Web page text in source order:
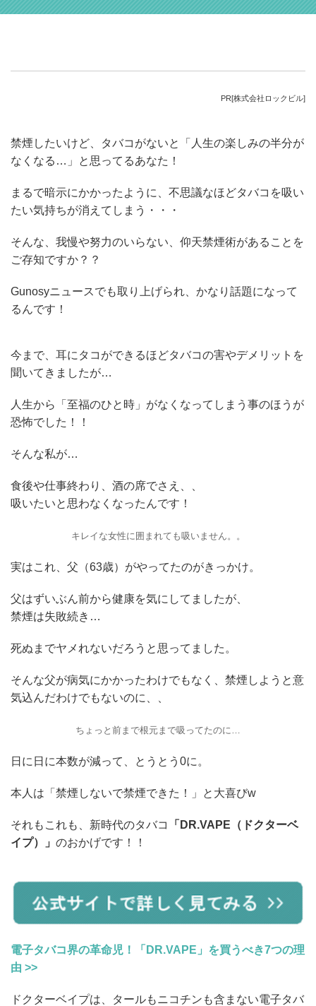
PR[株式会社ロックビル]
禁煙したいけど、タバコがないと「人生の楽しみの半分が
なくなる…」と思ってるあなた！
まるで暗示にかかったように、不思議なほどタバコを吸い
たい気持ちが消えてしまう・・・
そんな、我慢や努力のいらない、仰天禁煙術があることを
ご存知ですか？？
Gunosyニュースでも取り上げられ、かなり話題になって
るんです！
今まで、耳にタコができるほどタバコの害やデメリットを
聞いてきましたが…
人生から「至福のひと時」がなくなってしまう事のほうが
恐怖でした！！
そんな私が…
食後や仕事終わり、酒の席でさえ、、
吸いたいと思わなくなったんです！
キレイな女性に囲まれても吸いません。。
実はこれ、父（63歳）がやってたのがきっかけ。
父はずいぶん前から健康を気にしてましたが、
禁煙は失敗続き…
死ぬまでヤメれないだろうと思ってました。
そんな父が病気にかかったわけでもなく、禁煙しようと意
気込んだわけでもないのに、、
ちょっと前まで根元まで吸ってたのに…
日に日に本数が減って、とうとう0に。
本人は「禁煙しないで禁煙できた！」と大喜びw
それもこれも、新時代のタバコ
「DR.VAPE（ドクターベ
イプ）」 のおかげです！！
電子タバコ界の革命児！「DR.VAPE」を買うべき7つの理
由 >>
ドクターベイプは、タールもニコチンも含まない電子タバ